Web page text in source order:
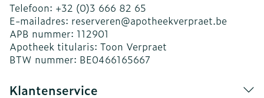
Telefoon: +32 (0)3 666 82 65
E-mailadres: reserveren@apotheekverpraet.be
APB nummer: 112901
Apotheek titularis: Toon Verpraet
BTW nummer: BE0466165667
Klantenservice